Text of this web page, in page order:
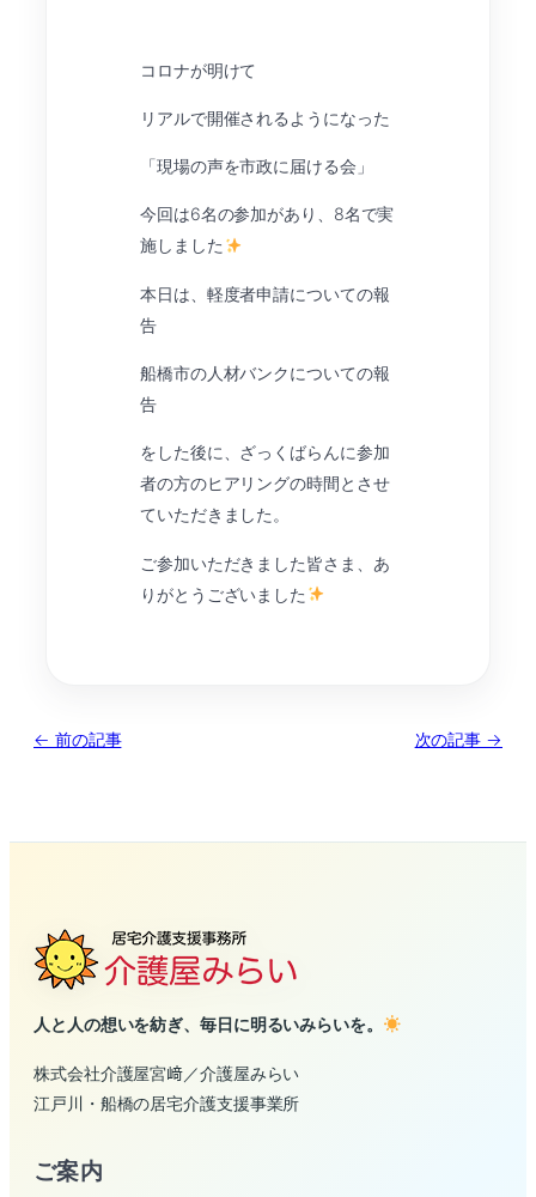
コロナが明けて
リアルで開催されるようになった
「現場の声を市政に届ける会」
今回は6名の参加があり、8名で実
施しました
本日は、軽度者申請についての報
告
船橋市の人材バンクについての報
告
をした後に、ざっくばらんに参加
者の方のヒアリングの時間とさせ
ていただきました。
ご参加いただきました皆さま、あ
りがとうございました
← 前の記事 次の記事 →
人と人の想いを紡ぎ、毎日に明るいみらいを。
株式会社介護屋宮﨑／介護屋みらい
江戸川・船橋の居宅介護支援事業所
ご案内